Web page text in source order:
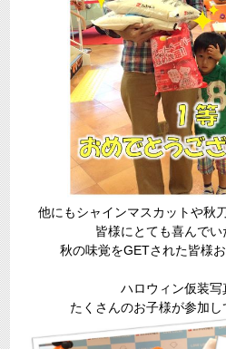
他にもシャインマスカットや秋
皆様にとても喜んで
秋の味覚をGETされた皆様
ハロウィン仮装写
たくさんのお子様が参加